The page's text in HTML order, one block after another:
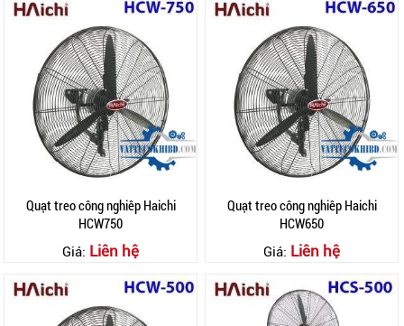
Quạt treo công nghiêp Haichi
HCW750
Giá: Liên hệ
Quạt treo công nghiêp Haichi
HCW650
Giá: Liên hệ